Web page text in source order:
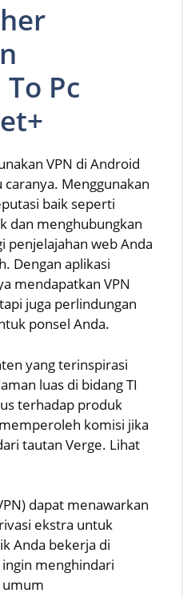
Pc
VPN di Android
Menggunakan
baik seperti
dan menghubungkan
penjelajahan web Anda
Dengan aplikasi
mendapatkan VPN
juga perlindungan
ponsel Anda.
yang terinspirasi
luas di bidang TI
terhadap produk
komisi jika
tautan Verge. Lihat
dapat menawarkan
ekstra untuk
Anda bekerja di
menghindari
umum